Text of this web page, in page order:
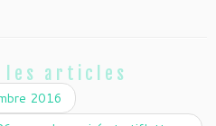
les articles
2016